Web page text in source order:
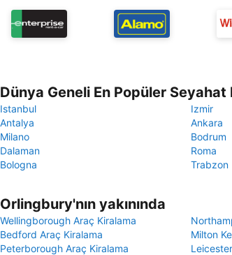
Dünya Geneli En Popüler Seyahat
Istanbul
Izmir
Antalya
Ankara
Milano
Bodrum
Dalaman
Roma
Bologna
Trabzon
Orlingbury'nın yakınında
Wellingborough Araç Kiralama
Bedford Araç Kiralama
Milton
Peterborough Araç Kiralama